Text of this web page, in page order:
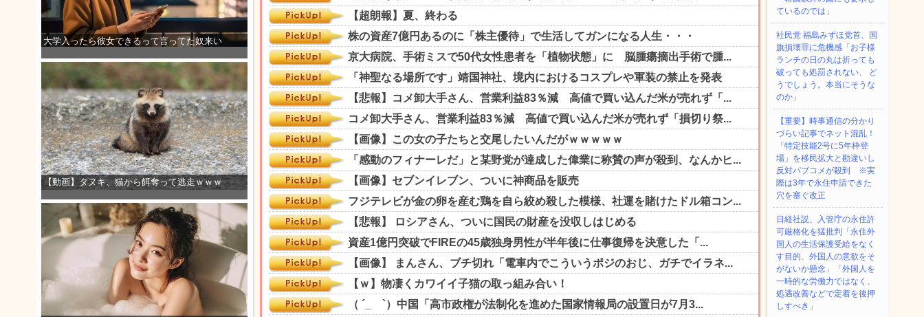
大学入ったら彼女できるって言ってた奴来い
【動画】タヌキ、猫から餌奪って逃走ｗｗｗ
ているのでは」
社民党 福島みずほ党首、国
旗損壊罪に危機感「お子様
ランチの日の丸は折っても
破っても処罰されない、 ど
うでしょう。本当にそうな
のか」
【重要】時事通信の分かり
づらい記事でネット混乱！
「特定技能2号に5年枠登
場」を移民拡大と勘違いし
反対パブコメが殺到 ※実
際は3年で永住申請できた
穴を塞ぐ改正
日経社説、入管庁の永住許
可厳格化を猛批判「永住外
国人の生活保護受給をなく
す目的、外国人の意欲をそ
がないか懸念」「外国人を
一時的な労働力ではなく、
処遇改善などで定着を後押
しすべき」